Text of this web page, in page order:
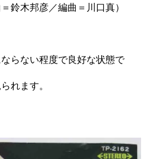
鈴木邦彦／編曲＝川口真）
らない程度で良好な状態で
れます。